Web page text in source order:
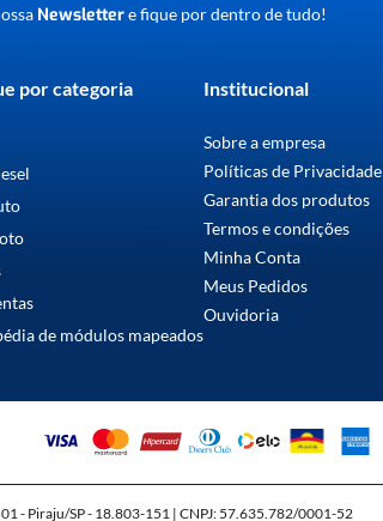
Newslettere fique por dentro de tudo!
por categoria
de módulos mapeados
Institucional
Sobre a empresa
Políticas de Privacidade
Garantia dos produtos
Termos e condições
Minha Conta
Meus Pedidos
Ouvidoria
- Piraju/SP - 18.803-151 | CNPJ: 57.635.782/0001-52